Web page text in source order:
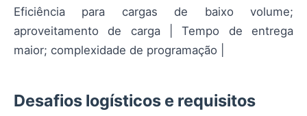
Eficiência para cargas de baixo volume;
aproveitamento de carga | Tempo de entrega
maior; complexidade de programação |
Desafios logísticos e requisitos